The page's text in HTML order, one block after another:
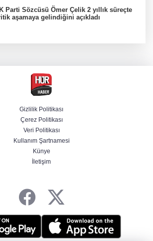
Parti Sözcüsü Ömer Çelik 2 yıllık süreçte
aşamaya gelindiğini açıkladı
olayda izleri var! ''Ay Grubu'' çökertildi
Erdoğan'dan Terörsüz
vurgusu
Basını Alarmda! Türkiye'nin Enerji
Gizlilik Politikası
Çerez Politikası
Veri Politikası
Kullanım Şartnamesi
Künye
İletişim